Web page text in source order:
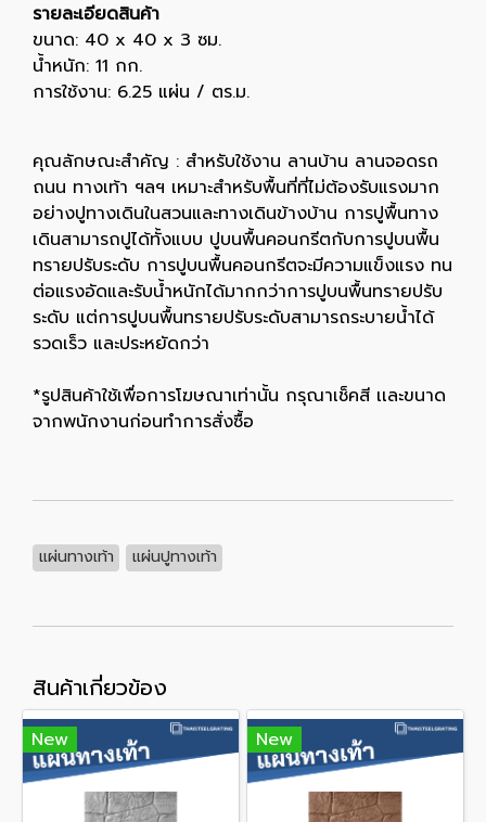
รายละเอียดสินค้า
ขนาด: 40 x 40 x 3 ซม.
น้ำหนัก: 11 กก.
การใช้งาน: 6.25 แผ่น / ตร.ม.
คุณลักษณะสำคัญ : สำหรับใช้งาน ลานบ้าน ลานจอดรถ
ถนน ทางเท้า ฯลฯ เหมาะสำหรับพื้นที่ที่ไม่ต้องรับแรงมาก
อย่างปูทางเดินในสวนและทางเดินข้างบ้าน การปูพื้นทาง
เดินสามารถปูได้ทั้งแบบ ปูบนพื้นคอนกรีตกับการปูบนพื้น
ทรายปรับระดับ การปูบนพื้นคอนกรีตจะมีความแข็งแรง ทน
ต่อแรงอัดและรับน้ำหนักได้มากกว่าการปูบนพื้นทรายปรับ
ระดับ แต่การปูบนพื้นทรายปรับระดับสามารถระบายน้ำได้
รวดเร็ว และประหยัดกว่า
*รูปสินค้าใช้เพื่อการโฆษณาเท่านั้น กรุณาเช็คสี เเละขนาด
จากพนักงานก่อนทำการสั่งซื้อ
แผ่นทางเท้า แผ่นปูทางเท้า
สินค้าเกี่ยวข้อง
New New